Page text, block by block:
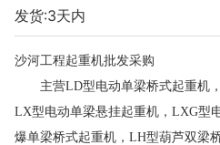
发货:3天内
沙河工程起重机批发采购
主营LD型电动单梁桥式起重机
LX型电动单梁悬挂起重机，LXG型
爆单梁桥式起重机，LH型葫芦双梁